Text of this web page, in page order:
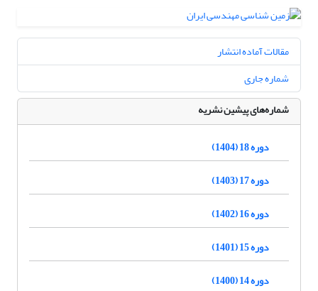
مقالات آماده انتشار
شماره جاری
شماره‌های پیشین نشریه
دوره 18 (1404)
دوره 17 (1403)
دوره 16 (1402)
دوره 15 (1401)
دوره 14 (1400)